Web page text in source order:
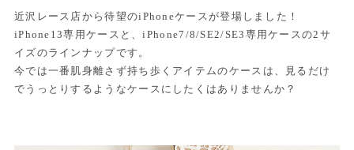
近沢レース店から待望のiPhoneケースが登場しました！
iPhone13専用ケースと、iPhone7/8/SE2/SE3専用ケースの2サ
イズのラインナップです。
今では一番肌身離さず持ち歩くアイテムのケースは、見るだけ
でうっとりするようなケースにしたくはありませんか？